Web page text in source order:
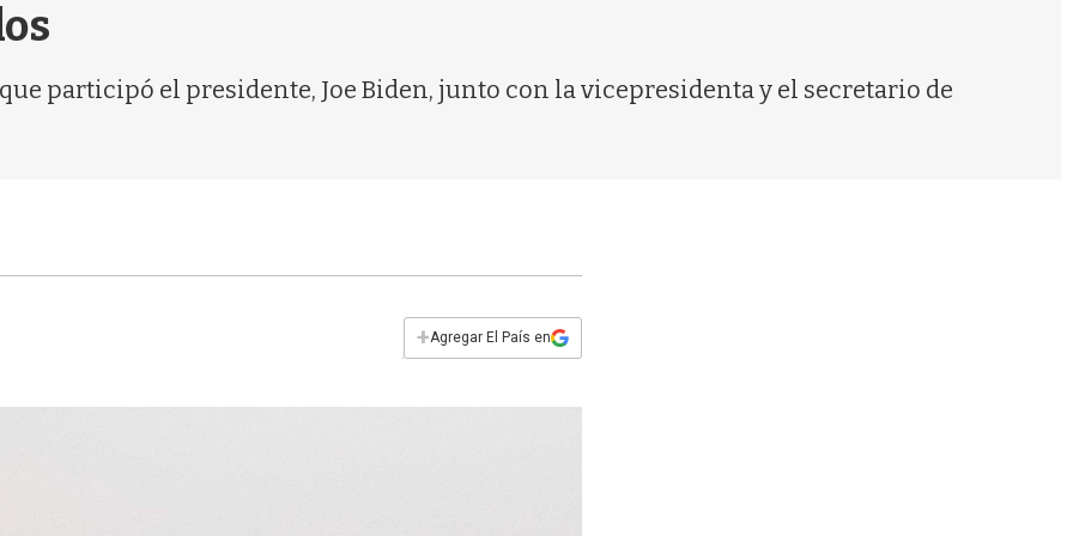
participó el presidente, Joe Biden, junto con la vicepresidenta y el secretario de
+Agregar El País en